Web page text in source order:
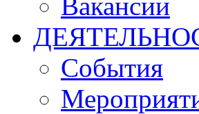
События